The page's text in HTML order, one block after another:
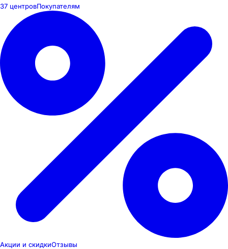
37 центровПокупателям
Акции и скидкиОтзывы